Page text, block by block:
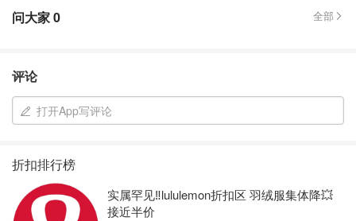
问大家0 全部
评论
打开App写评论
折扣排行榜
实属罕见‼️lululemon折扣区 羽绒服集体降💥
接近半价